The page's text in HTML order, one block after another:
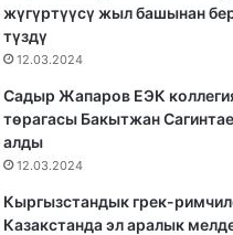
жүгүртүүсү жыл башынан
түздү
12.03.2024
Садыр Жапаров ЕЭК
төрагасы Бакытжан
алды
12.03.2024
Кыргызстандык грек-
Казакстанда эл аралык